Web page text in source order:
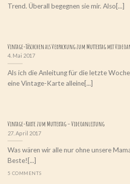
Trend. Überall begegnen sie mir. Also[...]
Vintage-Täschchen als Verpackung zum Muttertag mit
4. Mai 2017
Als ich die Anleitung für die letzte
eine Vintage-Karte alleine[...]
Vintage-Karte zum Muttertag – Videoanleitung
27. April 2017
Was wären wir alle nur ohne unsere
Beste![...]
5 COMMENTS